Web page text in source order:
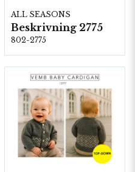
ALL SEASONS
Beskrivning 2775
802-2775